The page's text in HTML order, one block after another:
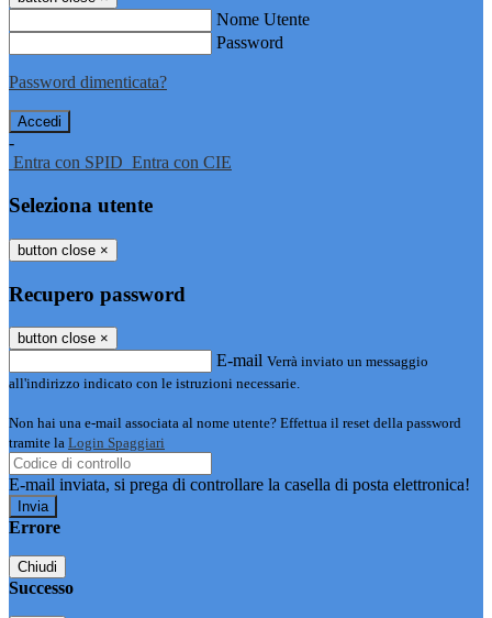
Nome Utente
Password
Password dimenticata?
-
Entra con SPID Entra con CIE
Seleziona utente
button close ×
Recupero password
button close ×
E-mail Verrà inviato un messaggio
all'indirizzo indicato con le istruzioni necessarie.
Non hai una e-mail associata al nome utente? Effettua il reset della password
tramite la Login Spaggiari
E-mail inviata, si prega di controllare la casella di posta elettronica!
Errore
Chiudi
Successo